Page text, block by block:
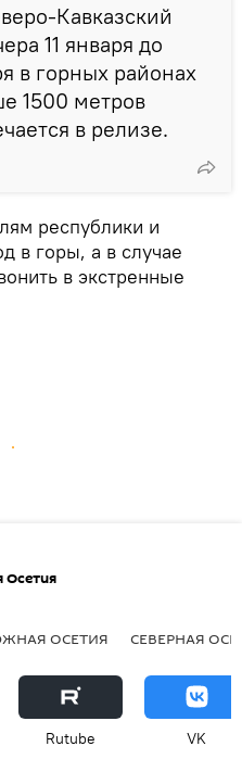
Кавказский
11 января до
в горных районах
1500 метров
в релизе.
республики и
в горы, а в случае
в экстренные
ОСЕТИЯ СЕВЕРНАЯ
Rutube VK